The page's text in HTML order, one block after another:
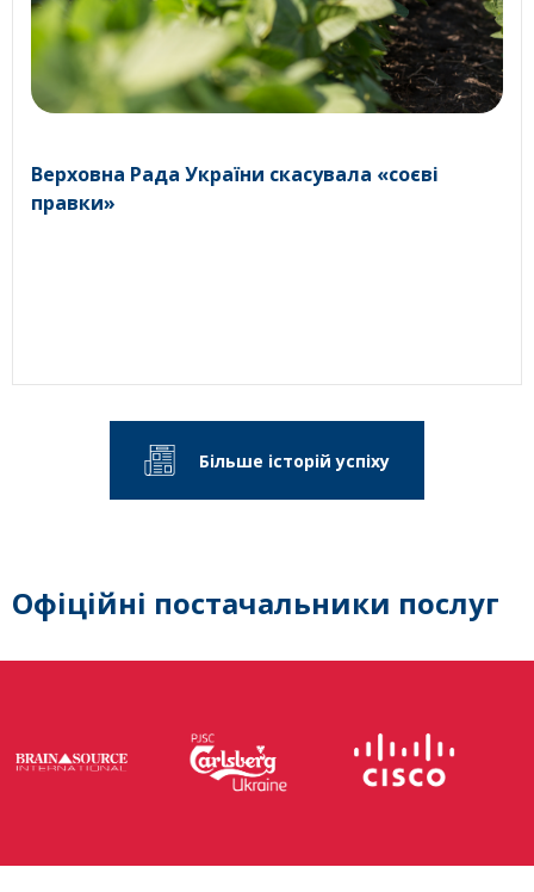
Верховна Рада України скасувала «соєві
правки»
Більше історій успіху
Офіційні постачальники послуг